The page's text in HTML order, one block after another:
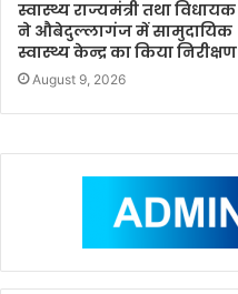
स्वास्थ्य राज्यमंत्री तथा विधायक
ने औबेदुल्लागंज में सामुदायिक
स्वास्थ्य केन्द्र का किया निरीक्षण
August 9, 2026